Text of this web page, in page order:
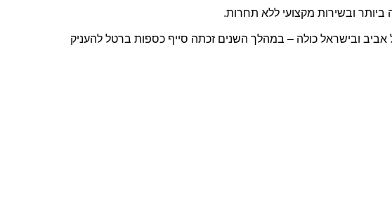
ובשירות מקצועי ללא תחרות.
בתל אביב ובישראל כולה – במהלך השנים זכתה סייף כספות ברטל להעניק